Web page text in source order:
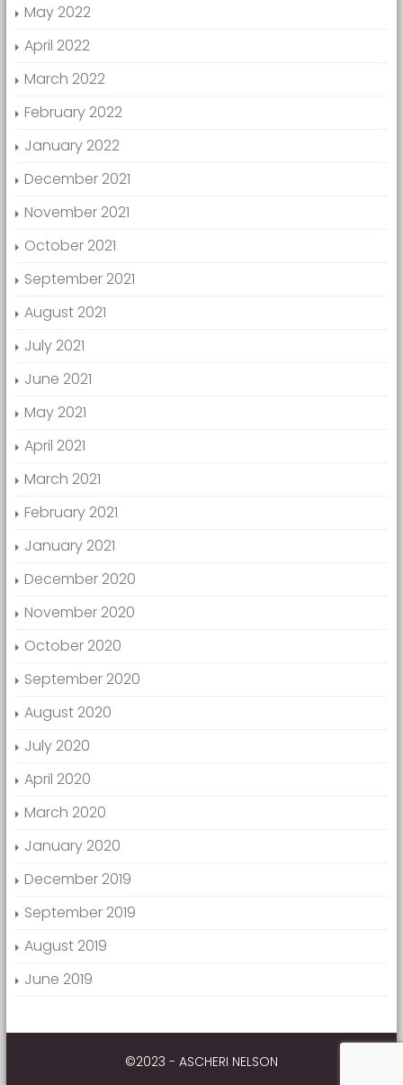
May 2022
April 2022
March 2022
February 2022
January 2022
December 2021
November 2021
October 2021
September 2021
August 2021
July 2021
June 2021
May 2021
April 2021
March 2021
February 2021
January 2021
December 2020
November 2020
October 2020
September 2020
August 2020
July 2020
April 2020
March 2020
January 2020
December 2019
September 2019
August 2019
June 2019
©2023 - ASCHERI NELSON